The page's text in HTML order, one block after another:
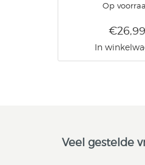
Op
€26,99
In
Veel gestelde